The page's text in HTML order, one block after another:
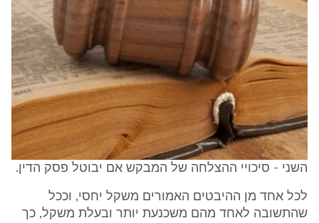
השני - סיכויי ההצלחה של המבקש אם יבוטל פסק הדין.
לכל אחד מן ההיבטים האמורים משקל יחסי, וככל
שהתשובה לאחד מהם משכנעת יותר ובעלת משקל, כך